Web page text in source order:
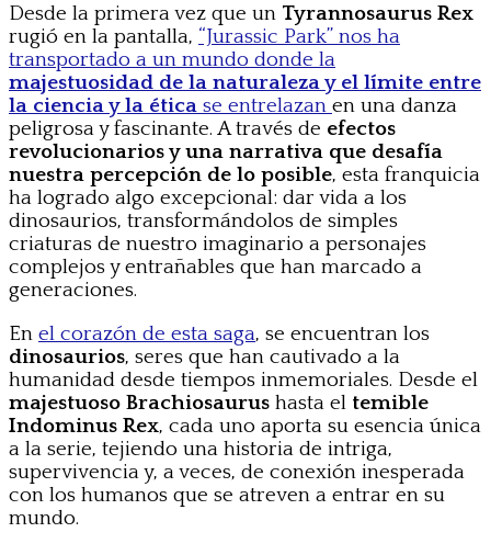
Desde la primera vez que un Tyrannosaurus Rex
rugió en la pantalla, “Jurassic Park” nos ha
transportado a un mundo donde la
majestuosidad de la naturaleza y el límite entre
la ciencia y la ética se entrelazan en una danza
peligrosa y fascinante. A través de efectos
revolucionarios y una narrativa que desafía
nuestra percepción de lo posible, esta franquicia
ha logrado algo excepcional: dar vida a los
dinosaurios, transformándolos de simples
criaturas de nuestro imaginario a personajes
complejos y entrañables que han marcado a
generaciones.
En el corazón de esta saga, se encuentran los
dinosaurios, seres que han cautivado a la
humanidad desde tiempos inmemoriales. Desde el
majestuoso Brachiosaurus hasta el temible
Indominus Rex, cada uno aporta su esencia única
a la serie, tejiendo una historia de intriga,
supervivencia y, a veces, de conexión inesperada
con los humanos que se atreven a entrar en su
mundo.